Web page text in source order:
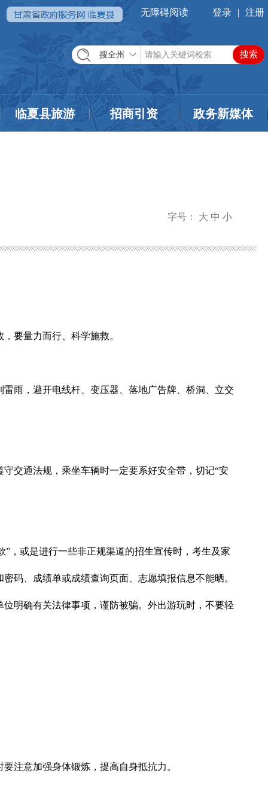
无障碍阅读 登录 | 注册
搜全州
临夏县旅游 招商引资 政务新媒体
字号： 大 中 小
要量力而行、科学施救。
雨，避开电线杆、变压器、落地广告牌、桥洞、立交
交通法规，乘坐车辆时一定要系好安全带，切记“安
，或是进行一些非正规渠道的招生宣传时，考生及家
码、成绩单或成绩查询页面、志愿填报信息不能晒。
明确有关法律事项，谨防被骗。外出游玩时，不要轻
注意加强身体锻炼，提高自身抵抗力。